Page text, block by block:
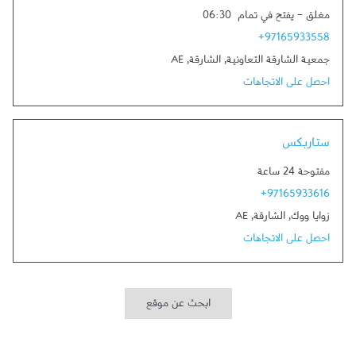
مغلق - يفتح في تمام 06:30
+97165933558
جمعية الشارقة التعاونية, الشارقة,
AE
احصل على الاتجاهات
ستاربكس
مفتوحة 24 ساعة
+97165933616
زوايا ووك, الشارقة,
AE
احصل على الاتجاهات
ابحث عن موقع